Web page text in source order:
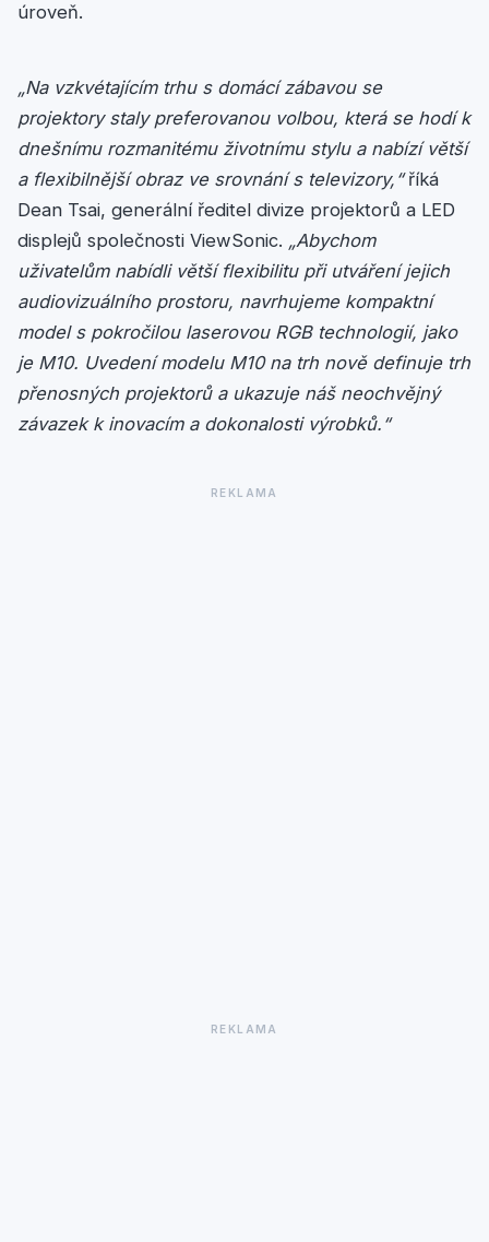
úroveň.
„Na vzkvétajícím trhu s domácí zábavou se
projektory staly preferovanou volbou, která se hodí k
dnešnímu rozmanitému životnímu stylu a nabízí větší
a flexibilnější obraz ve srovnání s televizory,“říká
Dean Tsai, generální ředitel divize projektorů a LED
displejů společnosti ViewSonic. „Abychom
uživatelům nabídli větší flexibilitu při utváření jejich
audiovizuálního prostoru, navrhujeme kompaktní
model s pokročilou laserovou RGB technologií, jako
je M10. Uvedení modelu M10 na trh nově definuje trh
přenosných projektorů a ukazuje náš neochvějný
závazek k inovacím a dokonalosti výrobků.“